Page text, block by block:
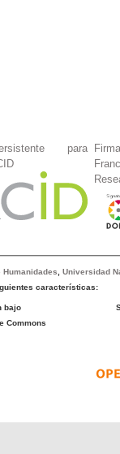
para
Humanidades,Universidad
características:
bajo
Commons